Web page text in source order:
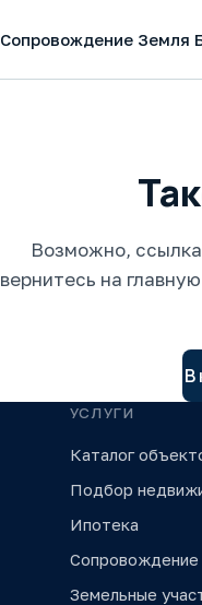
Сопровождение Земля
Возможно, ссылка
вернитесь на
В
УСЛУГИ
Каталог
Подбор
Ипотека
Сопровождение
Земельные